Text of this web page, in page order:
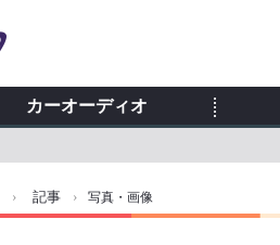
カーオーディオ
› 記事 › 写真・画像